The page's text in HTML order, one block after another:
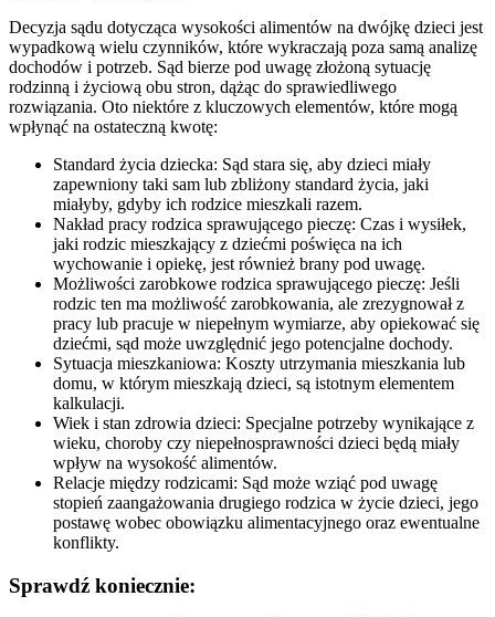
Decyzja sądu dotycząca wysokości alimentów na dwójkę dzieci jest
wypadkową wielu czynników, które wykraczają poza samą analizę
dochodów i potrzeb. Sąd bierze pod uwagę złożoną sytuację
rodzinną i życiową obu stron, dążąc do sprawiedliwego
rozwiązania. Oto niektóre z kluczowych elementów, które mogą
wpłynąć na ostateczną kwotę:
Standard życia dziecka: Sąd stara się, aby dzieci miały
zapewniony taki sam lub zbliżony standard życia, jaki
miałyby, gdyby ich rodzice mieszkali razem.
Nakład pracy rodzica sprawującego pieczę: Czas i wysiłek,
jaki rodzic mieszkający z dziećmi poświęca na ich
wychowanie i opiekę, jest również brany pod uwagę.
Możliwości zarobkowe rodzica sprawującego pieczę: Jeśli
rodzic ten ma możliwość zarobkowania, ale zrezygnował z
pracy lub pracuje w niepełnym wymiarze, aby opiekować się
dziećmi, sąd może uwzględnić jego potencjalne dochody.
Sytuacja mieszkaniowa: Koszty utrzymania mieszkania lub
domu, w którym mieszkają dzieci, są istotnym elementem
kalkulacji.
Wiek i stan zdrowia dzieci: Specjalne potrzeby wynikające z
wieku, choroby czy niepełnosprawności dzieci będą miały
wpływ na wysokość alimentów.
Relacje między rodzicami: Sąd może wziąć pod uwagę
stopień zaangażowania drugiego rodzica w życie dzieci, jego
postawę wobec obowiązku alimentacyjnego oraz ewentualne
konflikty.
Sprawdź koniecznie: